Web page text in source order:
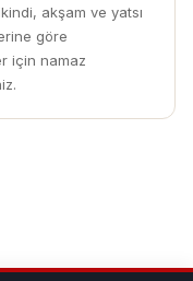
akşam ve yatsı
göre
için namaz